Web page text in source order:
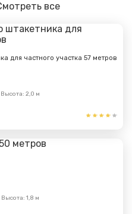
все
для частного участка 57 метров
Высота: 2,0 м
Высота: 1,8 м